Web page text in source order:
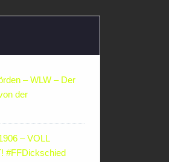
– WLW – Der
der
– VOLL
#FFDickschied